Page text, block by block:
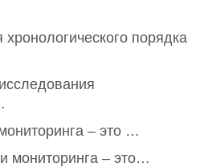
порядка
– это …
мониторинга – это…